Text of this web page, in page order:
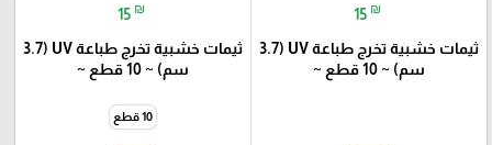
15 ₪
ثيمات خشبية تخرج طباعة UV (3.7
سم) ~ 10 قطع ~
15 ₪
ثيمات خشبية تخرج طباعة UV (3.7
سم) ~ 10 قطع ~
10 قطع